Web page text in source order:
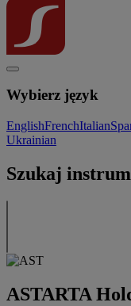
Wybierz język
EnglishFrenchItalian
Ukrainian
Szukaj
ASTARTA